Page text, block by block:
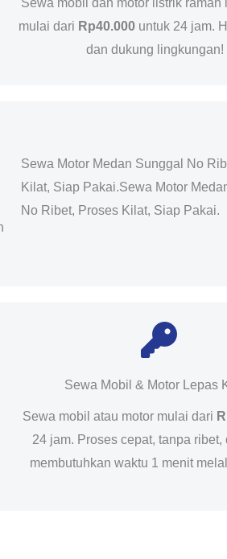
mulai dari Rp40.000 untuk 24 jam.
dan dukung lingkungan!
Sewa Motor Medan Sunggal No
Kilat, Siap Pakai.Sewa Motor
No Ribet, Proses Kilat, Siap Pakai.
Sewa Mobil & Motor Lepas
Sewa mobil atau motor mulai dari
24 jam. Proses cepat, tanpa ribet,
membutuhkan waktu 1 menit